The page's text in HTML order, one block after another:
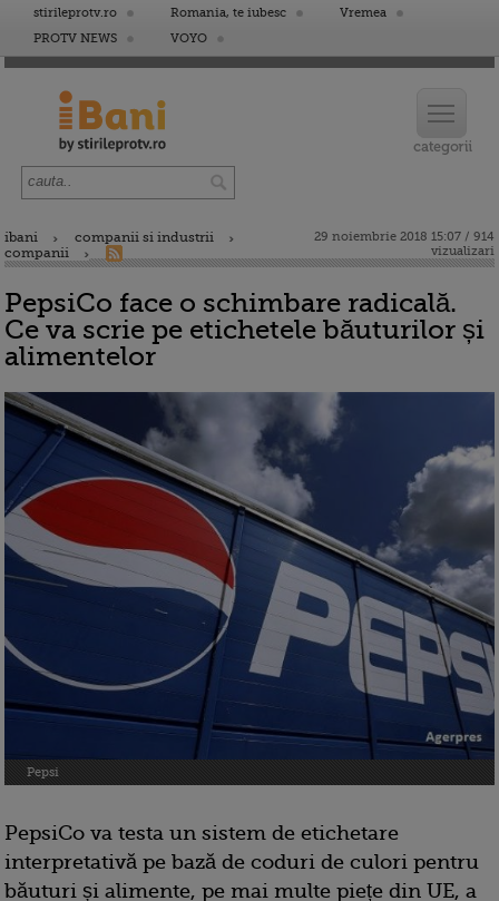
stirileprotv.ro Romania, te iubesc
Vremea
PROTV NEWS
VOYO
ibani
companii si industrii
companii
29 noiembrie 2018 15:07 / 914
vizualizari
PepsiCo face o schimbare radicală.
Ce va scrie pe etichetele băuturilor și
alimentelor
Pepsi
PepsiCo va testa un sistem de etichetare
interpretativă pe bază de coduri de culori pentru
băuturi și alimente, pe mai multe piețe din UE, a